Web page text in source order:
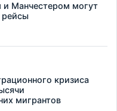
Манчестером могут
рейсы
кризиса
мигрантов